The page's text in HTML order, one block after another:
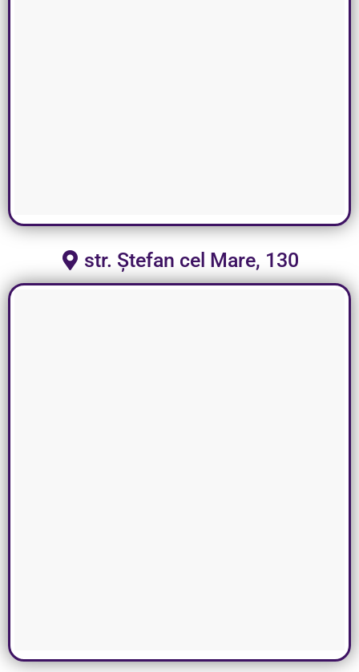
str. Ștefan cel Mare, 130